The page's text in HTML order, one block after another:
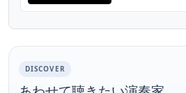
DISCOVER